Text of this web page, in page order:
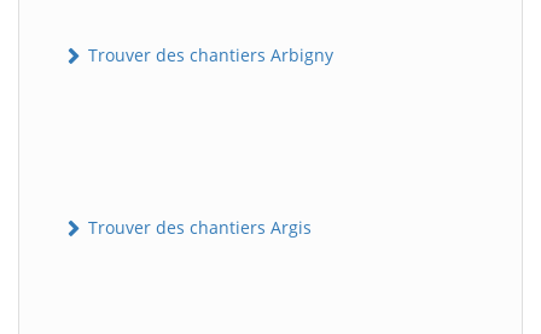
Trouver des chantiers Arbigny
Trouver des chantiers Argis